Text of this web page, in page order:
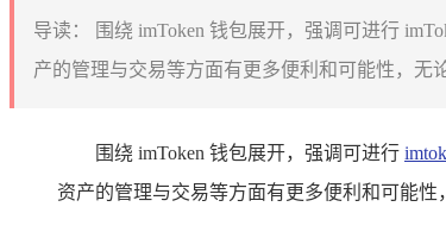
导读：
围绕 imToken 钱包展开，强调可进行
产的管理与交易等方面有更多便利和可能性，无
围绕 imToken 钱包展开，强调可进行
资产的管理与交易等方面有更多便利和可能